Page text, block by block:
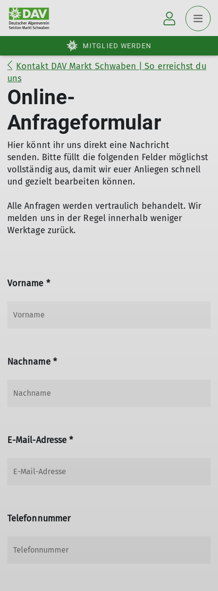
MITGLIED WERDEN
Kontakt DAV Markt Schwaben | So erreichst du
uns
Online-
Anfrageformular
Hier könnt ihr uns direkt eine Nachricht
senden. Bitte füllt die folgenden Felder möglichst
vollständig aus, damit wir euer Anliegen schnell
und gezielt bearbeiten können.
Alle Anfragen werden vertraulich behandelt. Wir
melden uns in der Regel innerhalb weniger
Werktage zurück.
Vorname *
Nachname *
E-Mail-Adresse *
Telefonnummer